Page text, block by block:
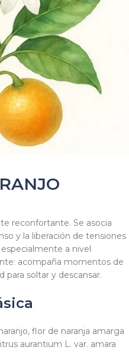
reconfortante. Se asocia
y la liberación de tensiones
a nivel
acompaña momentos de
soltar y descansar.
flor de naranja amarga
aurantium L. var. amara